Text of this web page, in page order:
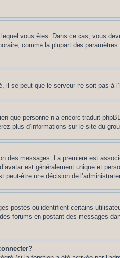
vous êtes. Dans ce cas, vous
comme la plupart des
il se peut que le serveur ne soit pas à
que personne n’a encore traduit
plus d’informations sur le site du
des messages. La première est
est généralement unique et
être une décision de
postés ou identifient certains
forums en postant des messages